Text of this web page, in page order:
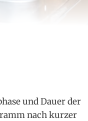
und Dauer der
nach kurzer